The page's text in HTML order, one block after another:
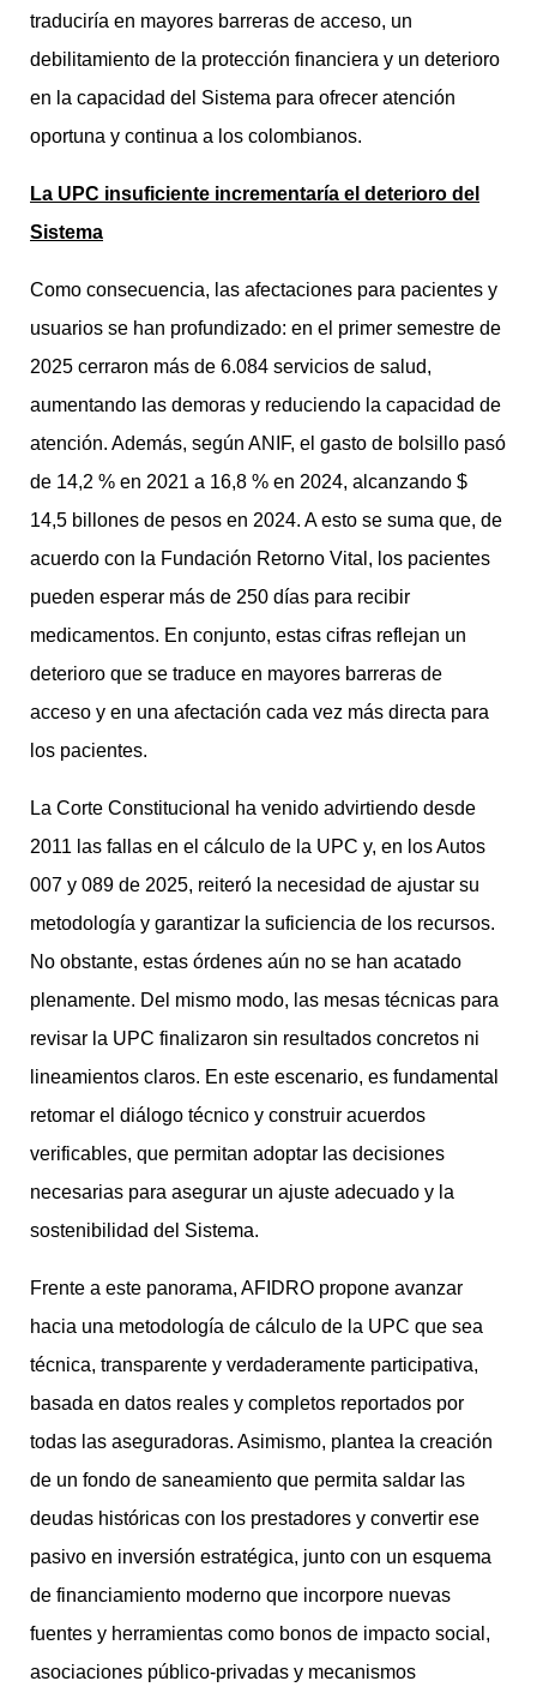
traduciría en mayores barreras de acceso, un
debilitamiento de la protección financiera y un deterioro
en la capacidad del Sistema para ofrecer atención
oportuna y continua a los colombianos.
La UPC insuficiente incrementaría el deterioro del
Sistema
Como consecuencia, las afectaciones para pacientes y
usuarios se han profundizado: en el primer semestre de
2025 cerraron más de 6.084 servicios de salud,
aumentando las demoras y reduciendo la capacidad de
atención. Además, según ANIF, el gasto de bolsillo pasó
de 14,2 % en 2021 a 16,8 % en 2024, alcanzando $
14,5 billones de pesos en 2024. A esto se suma que, de
acuerdo con la Fundación Retorno Vital, los pacientes
pueden esperar más de 250 días para recibir
medicamentos. En conjunto, estas cifras reflejan un
deterioro que se traduce en mayores barreras de
acceso y en una afectación cada vez más directa para
los pacientes.
La Corte Constitucional ha venido advirtiendo desde
2011 las fallas en el cálculo de la UPC y, en los Autos
007 y 089 de 2025, reiteró la necesidad de ajustar su
metodología y garantizar la suficiencia de los recursos.
No obstante, estas órdenes aún no se han acatado
plenamente. Del mismo modo, las mesas técnicas para
revisar la UPC finalizaron sin resultados concretos ni
lineamientos claros. En este escenario, es fundamental
retomar el diálogo técnico y construir acuerdos
verificables, que permitan adoptar las decisiones
necesarias para asegurar un ajuste adecuado y la
sostenibilidad del Sistema.
Frente a este panorama, AFIDRO propone avanzar
hacia una metodología de cálculo de la UPC que sea
técnica, transparente y verdaderamente participativa,
basada en datos reales y completos reportados por
todas las aseguradoras. Asimismo, plantea la creación
de un fondo de saneamiento que permita saldar las
deudas históricas con los prestadores y convertir ese
pasivo en inversión estratégica, junto con un esquema
de financiamiento moderno que incorpore nuevas
fuentes y herramientas como bonos de impacto social,
asociaciones público-privadas y mecanismos